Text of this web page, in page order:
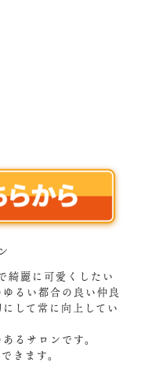
綺麗に可愛くしたい
るい都合の良い仲良
して常に向上してい
るサロンです。
きます。